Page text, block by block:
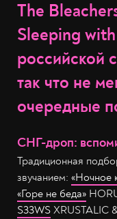
The
Sleeping
российской
так что не
очередные
СНГ-дроп:
Традиционная
звучанием: «Ночное
«Горе не беда»
S33WS XRUSTALIC